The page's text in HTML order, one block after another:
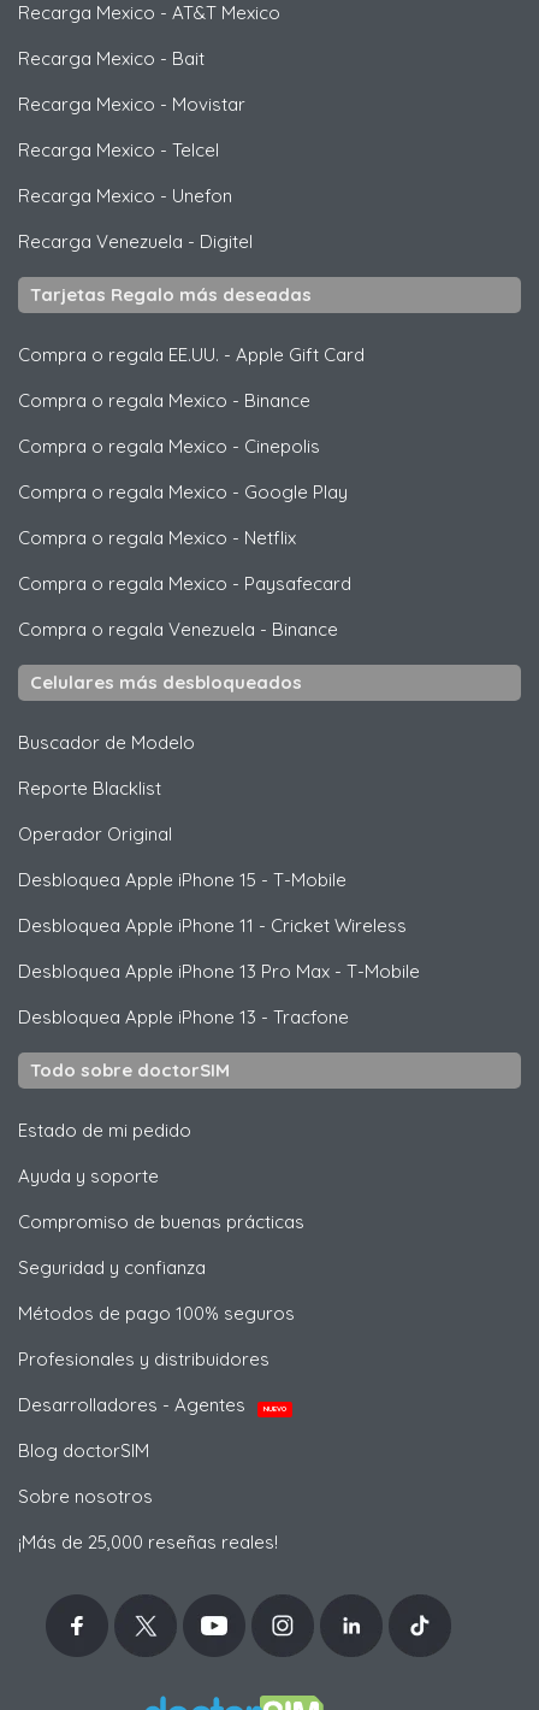
Recarga Mexico - AT&T Mexico
Recarga Mexico - Bait
Recarga Mexico - Movistar
Recarga Mexico - Telcel
Recarga Mexico - Unefon
Recarga Venezuela - Digitel
Tarjetas Regalo más deseadas
Compra o regala EE.UU. - Apple Gift Card
Compra o regala Mexico - Binance
Compra o regala Mexico - Cinepolis
Compra o regala Mexico - Google Play
Compra o regala Mexico - Netflix
Compra o regala Mexico - Paysafecard
Compra o regala Venezuela - Binance
Celulares más desbloqueados
Buscador de Modelo
Reporte Blacklist
Operador Original
Desbloquea Apple iPhone 15 - T-Mobile
Desbloquea Apple iPhone 11 - Cricket Wireless
Desbloquea Apple iPhone 13 Pro Max - T-Mobile
Desbloquea Apple iPhone 13 - Tracfone
Todo sobre doctorSIM
Estado de mi pedido
Ayuda y soporte
Compromiso de buenas prácticas
Seguridad y confianza
Métodos de pago 100% seguros
Profesionales y distribuidores
Desarrolladores - Agentes
NUEVO
Blog doctorSIM
Sobre nosotros
¡Más de 25,000 reseñas reales!